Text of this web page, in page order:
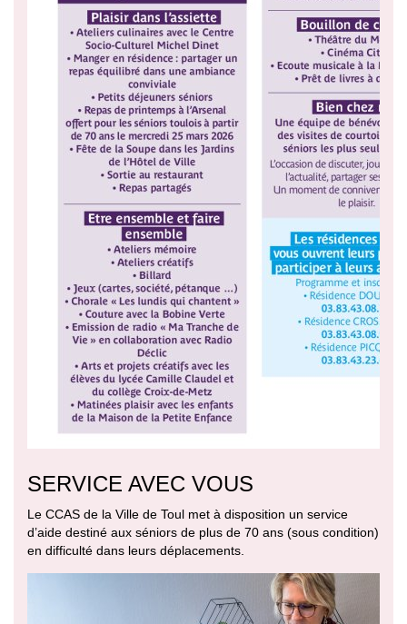
SERVICE AVEC VOUS
Le CCAS de la Ville de Toul met à disposition un service
d’aide destiné aux séniors de plus de 70 ans (sous condition)
en difficulté dans leurs déplacements.